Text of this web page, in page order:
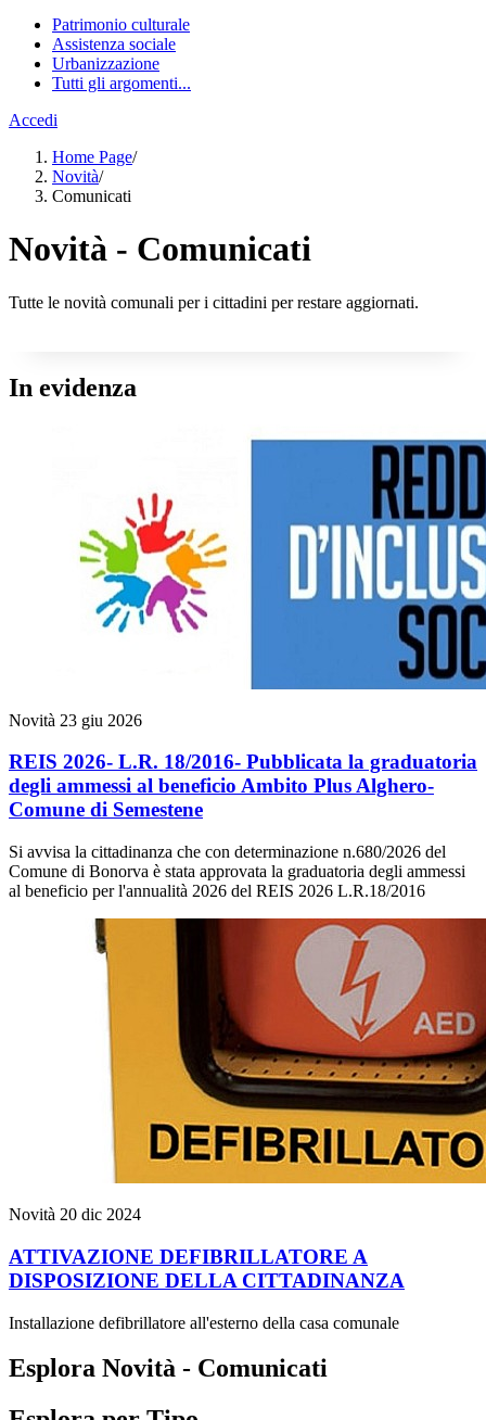
Patrimonio culturale
Assistenza sociale
Urbanizzazione
Tutti gli argomenti...
Accedi
Home Page/
Novità/
Comunicati
Novità - Comunicati
Tutte le novità comunali per i cittadini per restare aggiornati.
In evidenza
Novità 23 giu 2026
REIS 2026- L.R. 18/2016- Pubblicata la graduatoria
degli ammessi al beneficio Ambito Plus Alghero-
Comune di Semestene
Si avvisa la cittadinanza che con determinazione n.680/2026 del
Comune di Bonorva è stata approvata la graduatoria degli ammessi
al beneficio per l'annualità 2026 del REIS 2026 L.R.18/2016
Novità 20 dic 2024
ATTIVAZIONE DEFIBRILLATORE A
DISPOSIZIONE DELLA CITTADINANZA
Installazione defibrillatore all'esterno della casa comunale
Esplora Novità - Comunicati